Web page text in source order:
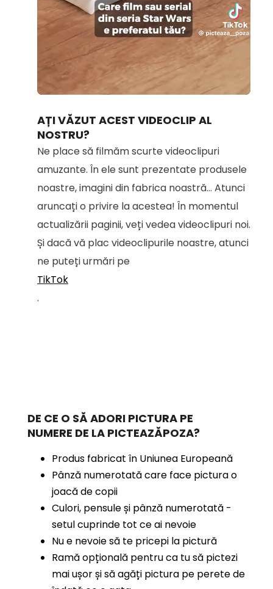
95.67%
AȚI VĂZUT ACEST VIDEOCLIP AL
NOSTRU?
Ne place să filmăm scurte videoclipuri
amuzante. În ele sunt prezentate produsele
noastre, imagini din fabrica noastră... Atunci
aruncați o privire la acestea! În momentul
actualizării paginii, veți vedea videoclipuri noi.
Și dacă vă plac videoclipurile noastre, atunci
ne puteți urmări pe
TikTok
.
DE CE O SĂ ADORI PICTURA PE
NUMERE DE LA PICTEAZĂPOZA?
Produs fabricat în Uniunea Europeană
Pânză numerotată care face pictura o
joacă de copii
Culori, pensule și pânză numerotată -
setul cuprinde tot ce ai nevoie
Nu e nevoie să te pricepi la pictură
Ramă opțională pentru ca tu să pictezi
mai ușor și să agăți pictura pe perete de